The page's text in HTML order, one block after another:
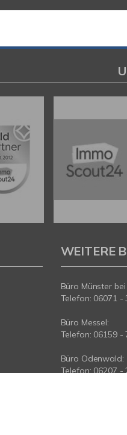
WEITERE
Büro Münster
Telefon: 06071 -
Büro Messel:
Telefon: 06159 -
Büro Odenwald:
Telefon: 06207 -